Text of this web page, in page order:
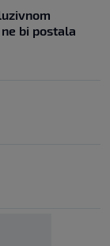
bi postala